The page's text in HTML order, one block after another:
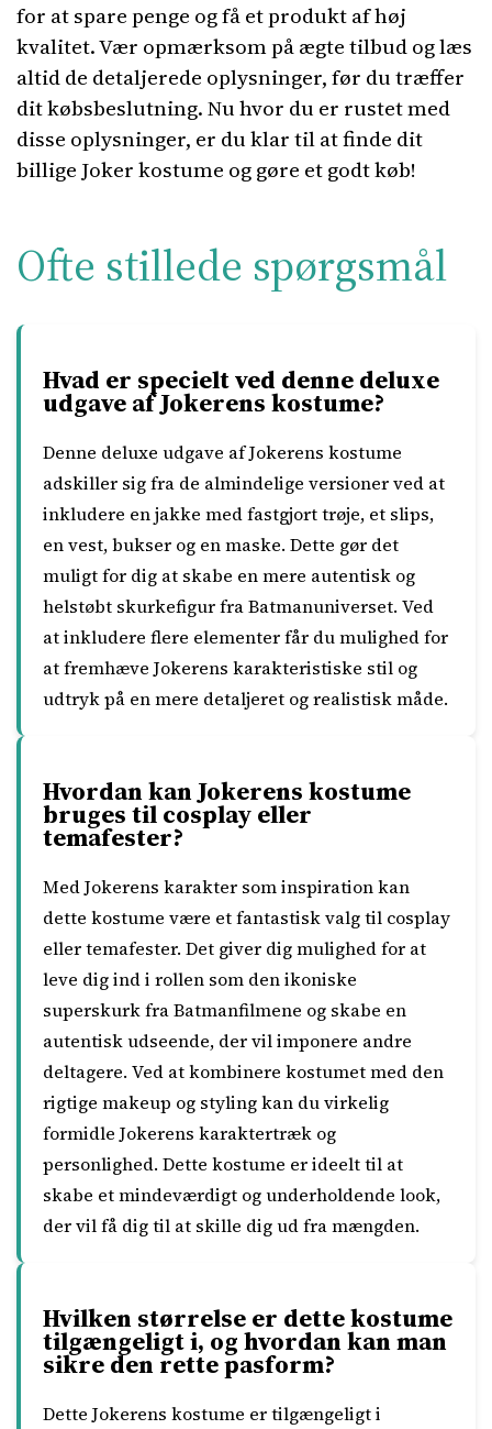
for at spare penge og få et produkt af høj
kvalitet. Vær opmærksom på ægte tilbud og læs
altid de detaljerede oplysninger, før du træffer
dit købsbeslutning. Nu hvor du er rustet med
disse oplysninger, er du klar til at finde dit
billige Joker kostume og gøre et godt køb!
Ofte stillede spørgsmål
Hvad er specielt ved denne deluxe
udgave af Jokerens kostume?
Denne deluxe udgave af Jokerens kostume
adskiller sig fra de almindelige versioner ved at
inkludere en jakke med fastgjort trøje, et slips,
en vest, bukser og en maske. Dette gør det
muligt for dig at skabe en mere autentisk og
helstøbt skurkefigur fra Batmanuniverset. Ved
at inkludere flere elementer får du mulighed for
at fremhæve Jokerens karakteristiske stil og
udtryk på en mere detaljeret og realistisk måde.
Hvordan kan Jokerens kostume
bruges til cosplay eller
temafester?
Med Jokerens karakter som inspiration kan
dette kostume være et fantastisk valg til cosplay
eller temafester. Det giver dig mulighed for at
leve dig ind i rollen som den ikoniske
superskurk fra Batmanfilmene og skabe en
autentisk udseende, der vil imponere andre
deltagere. Ved at kombinere kostumet med den
rigtige makeup og styling kan du virkelig
formidle Jokerens karaktertræk og
personlighed. Dette kostume er ideelt til at
skabe et mindeværdigt og underholdende look,
der vil få dig til at skille dig ud fra mængden.
Hvilken størrelse er dette kostume
tilgængeligt i, og hvordan kan man
sikre den rette pasform?
Dette Jokerens kostume er tilgængeligt i